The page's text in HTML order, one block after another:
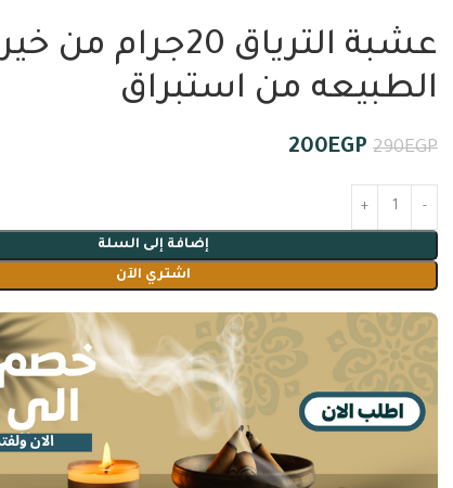
عشبة الترياق 20جرام من خير
الطبيعه من استبراق
290EGP
200EGP
إضافة إلى السلة
اشتري الآن